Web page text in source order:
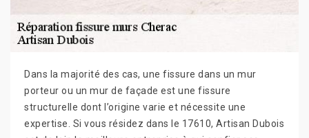
Dans la majorité des cas, une fissure dans un mur
porteur ou un mur de façade est une fissure
structurelle dont l’origine varie et nécessite une
expertise. Si vous résidez dans le 17610, Artisan Dubois